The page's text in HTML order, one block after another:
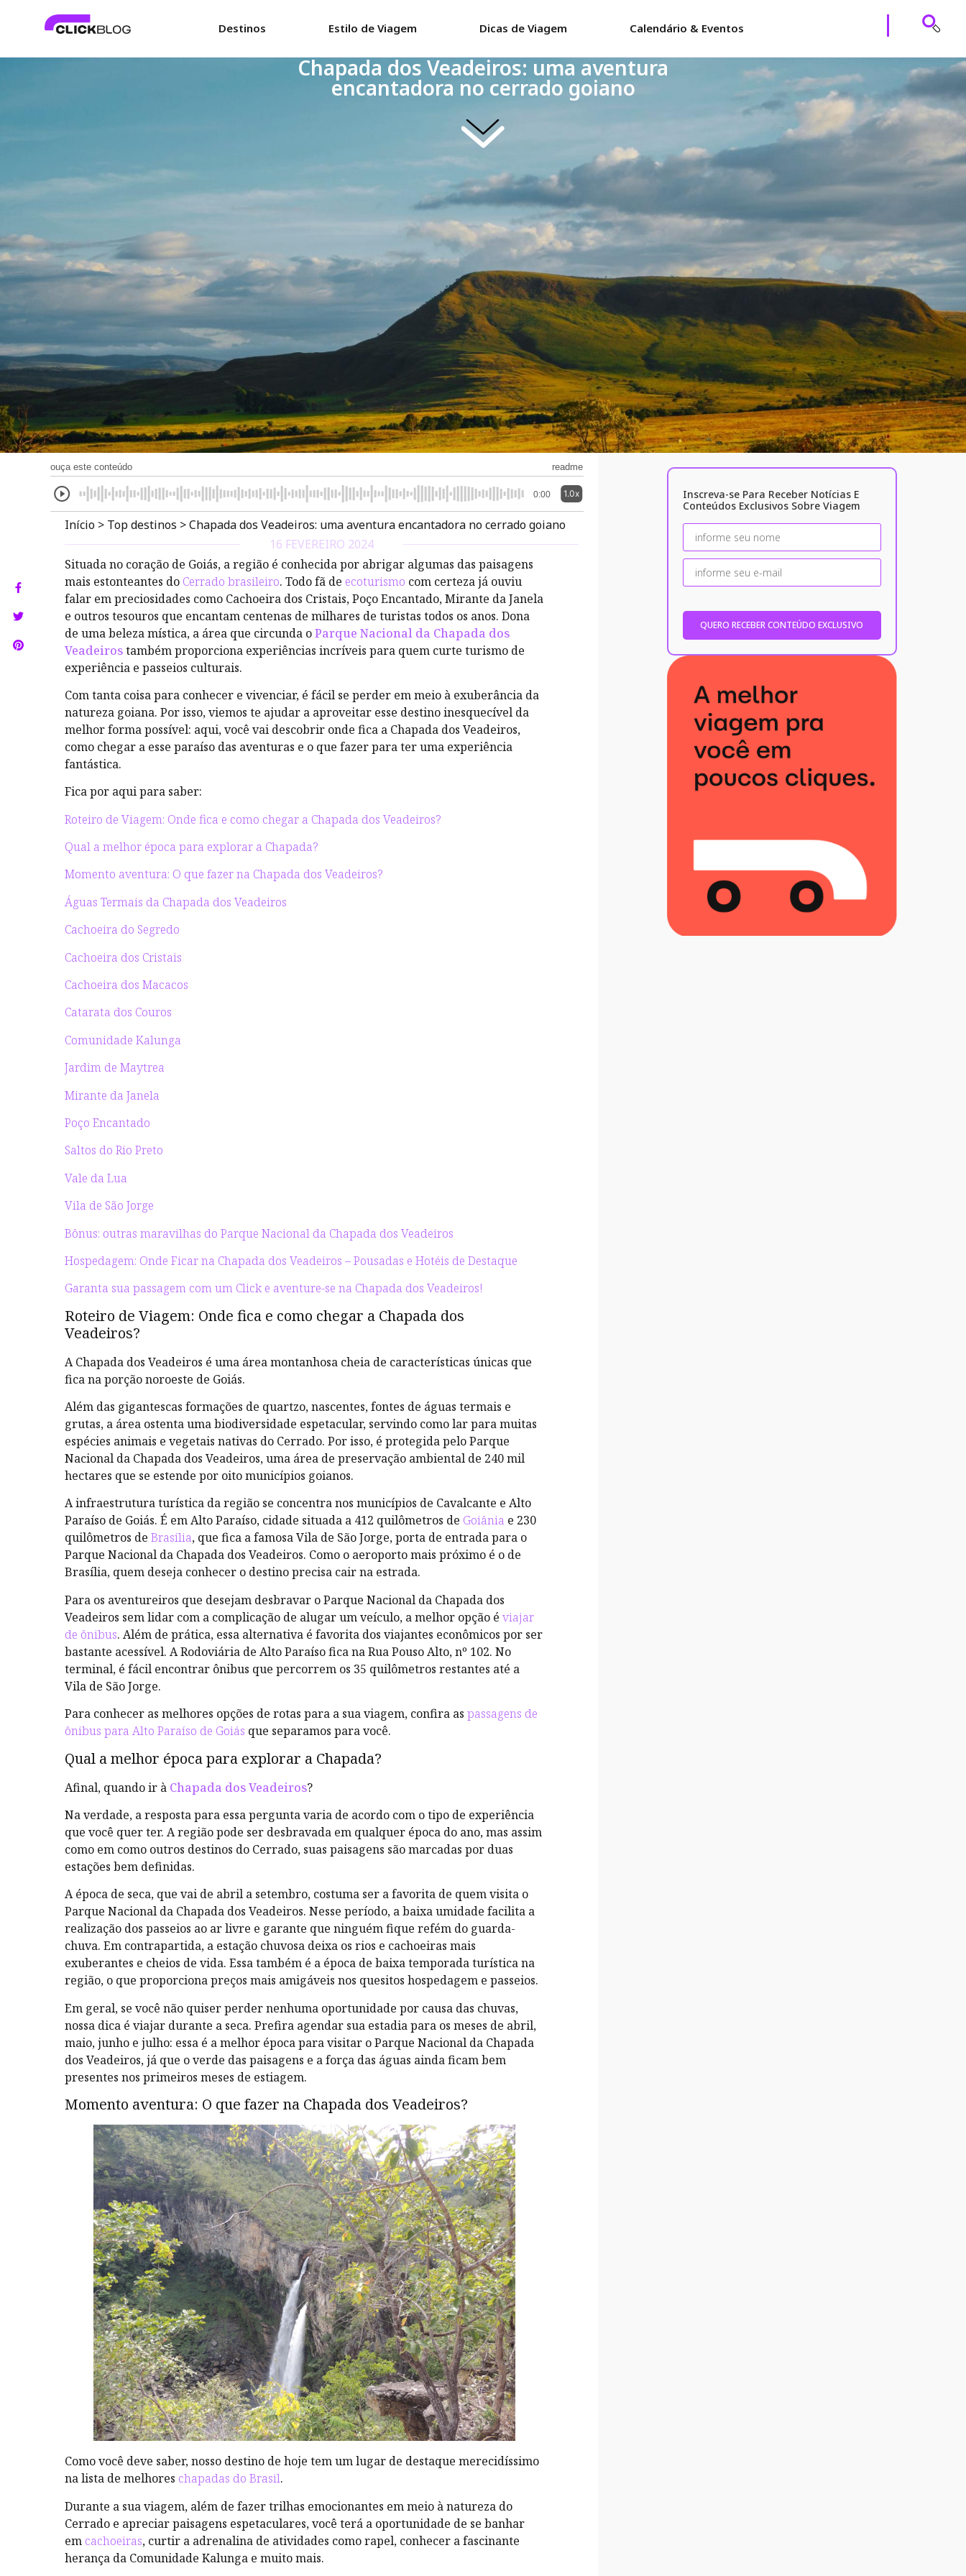
Destinos Estilo de Viagem Dicas de Viagem Calendário & Eventos
Chapada dos Veadeiros: uma aventura
encantadora no cerrado goiano
ouça este conteúdo readme
0:00 1.0x
Início> Top destinos >Chapada dos Veadeiros: uma aventura encantadora no cerrado goiano
16 FEVEREIRO 2024
Situada no coração de Goiás, a região é conhecida por abrigar algumas das paisagens
mais estonteantes do Cerrado brasileiro. Todo fã de ecoturismo com certeza já ouviu
falar em preciosidades como Cachoeira dos Cristais, Poço Encantado, Mirante da Janela
e outros tesouros que encantam centenas de milhares de turistas todos os anos. Dona
de uma beleza mística, a área que circunda oParque Nacional da Chapada dos
Veadeirostambém proporciona experiências incríveis para quem curte turismo de
experiência e passeios culturais.
Com tanta coisa para conhecer e vivenciar, é fácil se perder em meio à exuberância da
natureza goiana. Por isso, viemos te ajudar a aproveitar esse destino inesquecível da
melhor forma possível: aqui, você vai descobrir onde fica a Chapada dos Veadeiros,
como chegar a esse paraíso das aventuras e o que fazer para ter uma experiência
fantástica.
Fica por aqui para saber:
Roteiro de Viagem: Onde fica e como chegar a Chapada dos Veadeiros?
Qual a melhor época para explorar a Chapada?
Momento aventura: O que fazer na Chapada dos Veadeiros?
Águas Termais da Chapada dos Veadeiros
Cachoeira do Segredo
Cachoeira dos Cristais
Cachoeira dos Macacos
Catarata dos Couros
Comunidade Kalunga
Jardim de Maytrea
Mirante da Janela
Poço Encantado
Saltos do Rio Preto
Vale da Lua
Vila de São Jorge
Bônus: outras maravilhas do Parque Nacional da Chapada dos Veadeiros
Hospedagem: Onde Ficar na Chapada dos Veadeiros – Pousadas e Hotéis de Destaque
Garanta sua passagem com um Click e aventure-se na Chapada dos Veadeiros!
Roteiro de Viagem: Onde fica e como chegar a Chapada dos
Veadeiros?
A Chapada dos Veadeiros é uma área montanhosa cheia de características únicas que
fica na porção noroeste de Goiás.
Além das gigantescas formações de quartzo, nascentes, fontes de águas termais e
grutas, a área ostenta uma biodiversidade espetacular, servindo como lar para muitas
espécies animais e vegetais nativas do Cerrado. Por isso, é protegida pelo Parque
Nacional da Chapada dos Veadeiros, uma área de preservação ambiental de 240 mil
hectares que se estende por oito municípios goianos.
A infraestrutura turística da região se concentra nos municípios de Cavalcante e Alto
Paraíso de Goiás. É em Alto Paraíso, cidade situada a 412 quilômetros de Goiânia e 230
quilômetros de Brasília, que fica a famosa Vila de São Jorge, porta de entrada para o
Parque Nacional da Chapada dos Veadeiros. Como o aeroporto mais próximo é o de
Brasília, quem deseja conhecer o destino precisa cair na estrada.
Para os aventureiros que desejam desbravar o Parque Nacional da Chapada dos
Veadeiros sem lidar com a complicação de alugar um veículo, a melhor opção é viajar
de ônibus. Além de prática, essa alternativa é favorita dos viajantes econômicos por ser
bastante acessível. A Rodoviária de Alto Paraíso fica na Rua Pouso Alto, nº 102. No
terminal, é fácil encontrar ônibus que percorrem os 35 quilômetros restantes até a
Vila de São Jorge.
Para conhecer as melhores opções de rotas para a sua viagem, confira as passagens de
ônibus para Alto Paraíso de Goiás que separamos para você.
Qual a melhor época para explorar a Chapada?
Afinal, quando ir à Chapada dos Veadeiros?
Na verdade, a resposta para essa pergunta varia de acordo com o tipo de experiência
que você quer ter. A região pode ser desbravada em qualquer época do ano, mas assim
como em como outros destinos do Cerrado, suas paisagens são marcadas por duas
estações bem definidas.
A época de seca, que vai de abril a setembro, costuma ser a favorita de quem visita o
Parque Nacional da Chapada dos Veadeiros. Nesse período, a baixa umidade facilita a
realização dos passeios ao ar livre e garante que ninguém fique refém do guarda-
chuva. Em contrapartida, a estação chuvosa deixa os rios e cachoeiras mais
exuberantes e cheios de vida. Essa também é a época de baixa temporada turística na
região, o que proporciona preços mais amigáveis nos quesitos hospedagem e passeios.
Em geral, se você não quiser perder nenhuma oportunidade por causa das chuvas,
nossa dica é viajar durante a seca. Prefira agendar sua estadia para os meses de abril,
maio, junho e julho: essa é a melhor época para visitar o Parque Nacional da Chapada
dos Veadeiros, já que o verde das paisagens e a força das águas ainda ficam bem
presentes nos primeiros meses de estiagem.
Momento aventura: O que fazer na Chapada dos Veadeiros?
Como você deve saber, nosso destino de hoje tem um lugar de destaque merecidíssimo
na lista de melhores chapadas do Brasil.
Durante a sua viagem, além de fazer trilhas emocionantes em meio à natureza do
Cerrado e apreciar paisagens espetaculares, você terá a oportunidade de se banhar
em cachoeiras, curtir a adrenalina de atividades como rapel, conhecer a fascinante
herança da Comunidade Kalunga e muito mais.
Inscreva-se Para Receber Notícias E
Conteúdos Exclusivos Sobre Viagem